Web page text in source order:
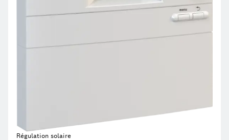
Régulation solaire